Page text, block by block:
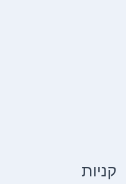
קניות